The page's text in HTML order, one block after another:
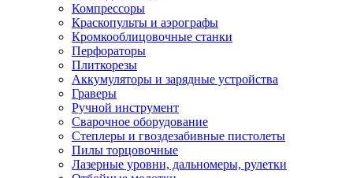
Компрессоры
Краскопульты и аэрографы
Кромкооблицовочные станки
Перфораторы
Плиткорезы
Аккумуляторы и зарядные устройства
Граверы
Ручной инструмент
Сварочное оборудование
Степлеры и гвоздезабивные пистолеты
Пилы торцовочные
Лазерные уровни, дальномеры, рулетки